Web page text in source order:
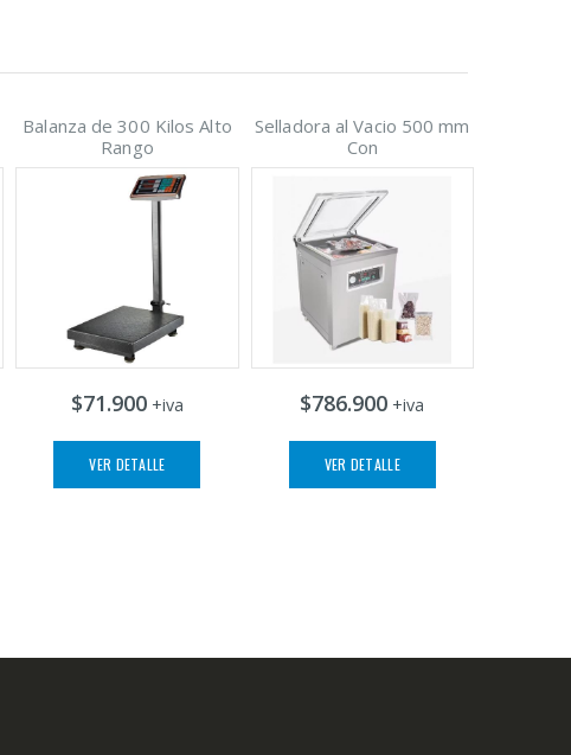
Balanza de 300 Kilos Alto
Rango
$71.900+iva
VER DETALLE
Selladora al Vacio 500 mm
Con
$786.900 +iva
VER DETALLE